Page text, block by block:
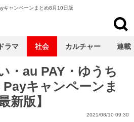
キャンペーンまとめ8月10日版
・au PAY・ゆうち
キャンペーンま
新版】
2021/08/10 09:30
ドラマ 社会 カルチャー 連載